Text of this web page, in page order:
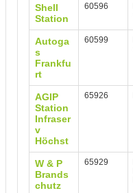
Shell
Station
60596
Autoga
s
Frankfu
rt
60599
AGIP
Station
Infraser
v
Höchst
65926
W & P
Brands
chutz
65929